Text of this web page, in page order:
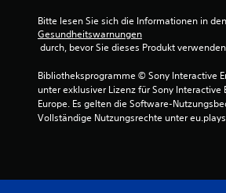
Bitte lesen Sie sich die Informationen in den
Gesundheitswarnungen
durch, bevor Sie dieses Produkt
Bibliotheksprogramme © Sony Interactive
unter exklusiver Lizenz für Sony Interactive
Europe. Es gelten die Software-
Vollständige Nutzungsrechte unter